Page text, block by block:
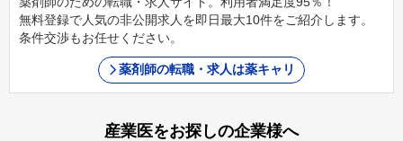
無料登録で人気の非公開求人を即日最大10件をご紹介します。
条件交渉もお任せください。
薬剤師の転職・求人は薬キャリ
産業医をお探しの企業様へ